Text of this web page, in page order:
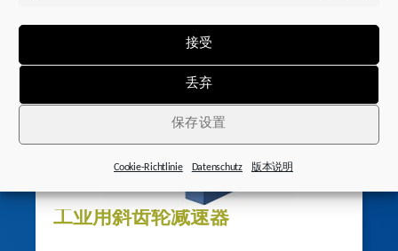
接受
丢弃
保存设置
Cookie-Richtlinie Datenschutz 版本说明
你可能也会对这个感兴趣
工业用斜齿轮减速器